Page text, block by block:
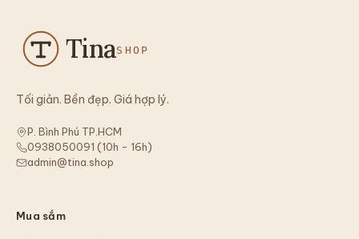
TinaSHOP
Tối giản. Bền đẹp. Giá hợp lý.
P. Bình Phú TP.HCM
0938050091 (10h - 16h)
admin@tina.shop
Mua sắm